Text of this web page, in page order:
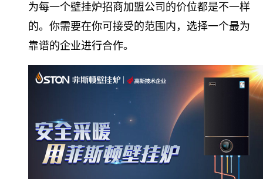
为每一个壁挂炉招商加盟公司的价位都是不一样
的。你需要在你可接受的范围内，选择一个最为
靠谱的企业进行合作。